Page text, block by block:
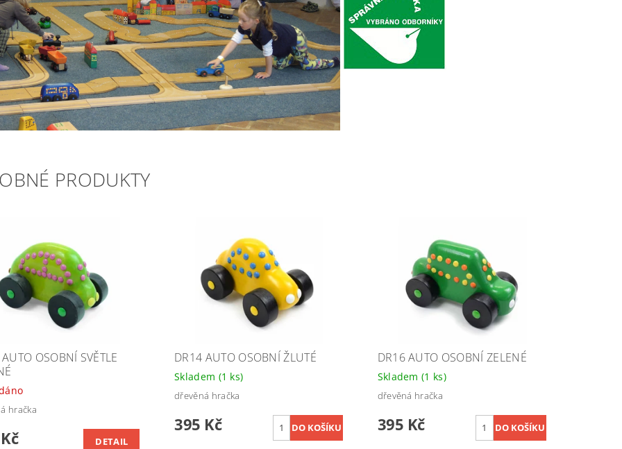
PRODUKTY
OSOBNÍ SVĚTLE
hračka
DETAIL
DR14 AUTO OSOBNÍ ŽLUTÉ
Skladem (1 ks)
dřevěná hračka
395 Kč
DR16 AUTO OSOBNÍ ZELENÉ
Skladem(1 ks)
dřevěná hračka
395 Kč